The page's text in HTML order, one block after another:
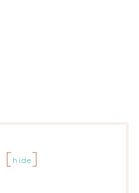
[ hide]